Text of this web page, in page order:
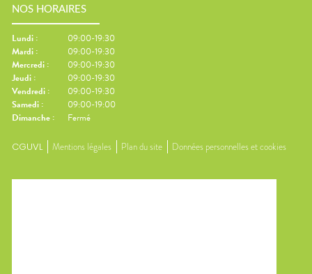
NOS HORAIRES
Lundi :
09:00-19:30
Mardi :
09:00-19:30
Mercredi :
09:00-19:30
Jeudi :
09:00-19:30
Vendredi :
09:00-19:30
Samedi :
09:00-19:00
Dimanche : Fermé
CGUVL Mentions légales Plan du site Données personnelles et cookies